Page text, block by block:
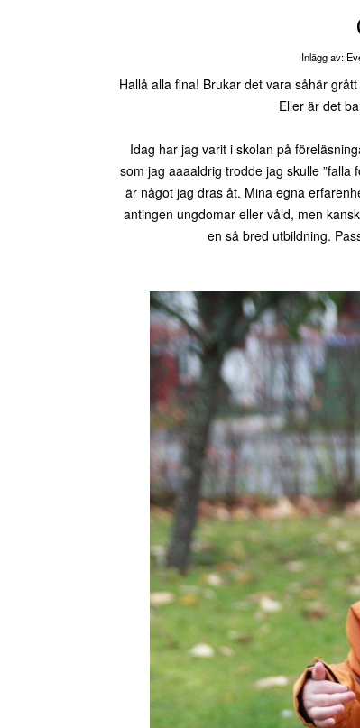
Inlägg av:
Hallå alla fina! Brukar det vara såhär
Eller är det
Idag har jag varit i skolan på
som jag aaaaldrig trodde jag skulle
är något jag dras åt. Mina egna
antingen ungdomar eller våld, men
en så bred utbildning.